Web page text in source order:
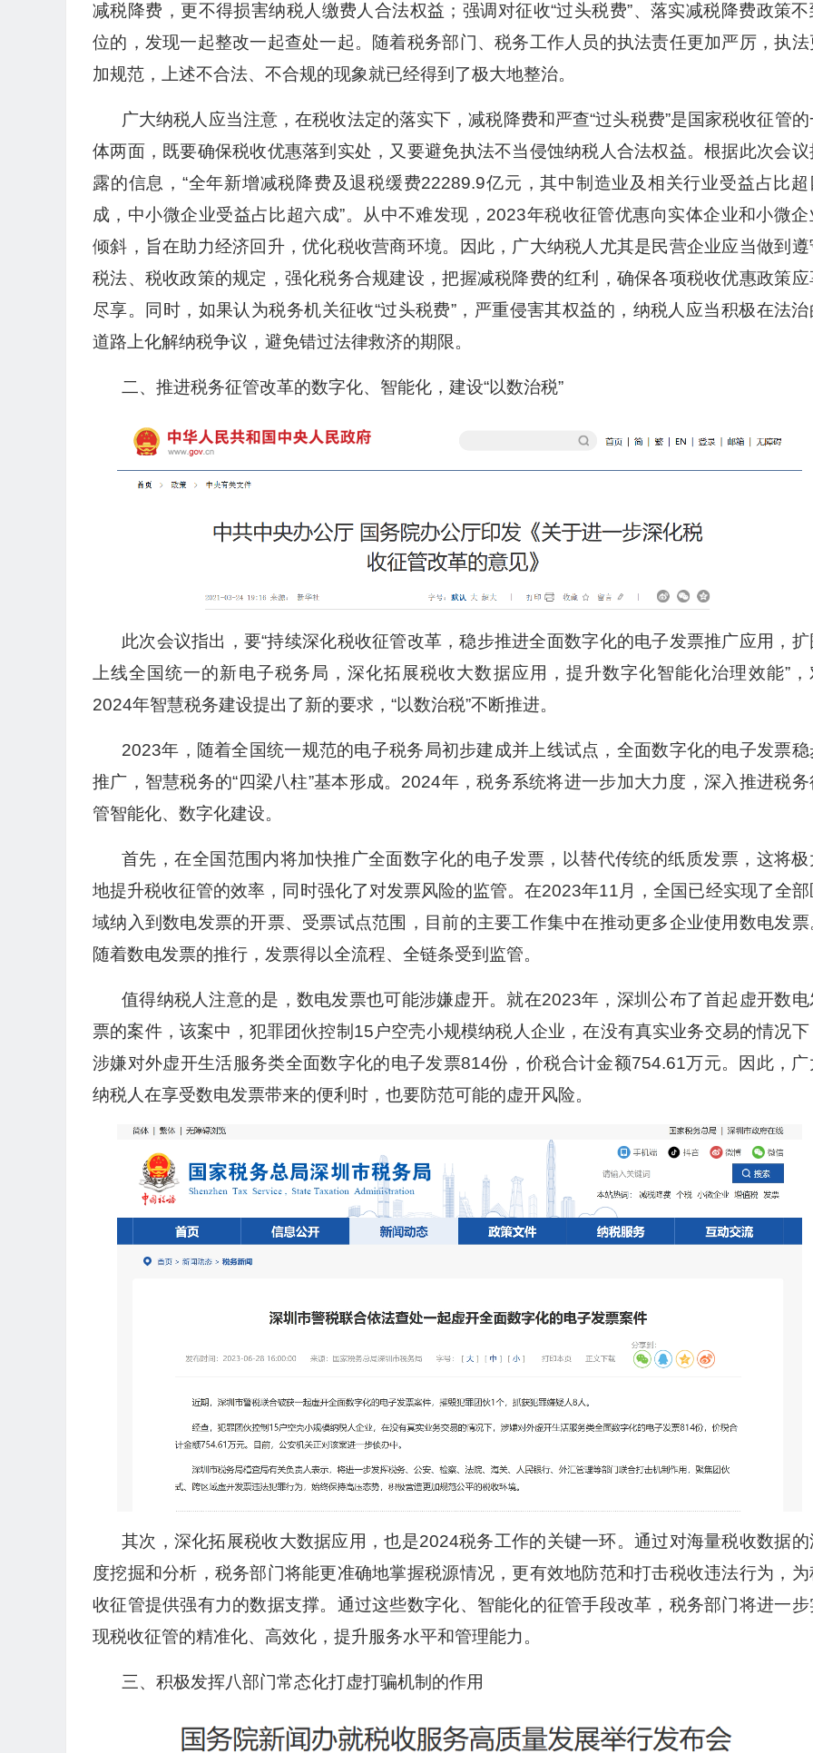
减税降费，更不得损害纳税人缴费人合法权益；强调对征收“过头税费”、落实减税降费政策不
位的，发现一起整改一起查处一起。随着税务部门、税务工作人员的执法责任更加严厉，执法
加规范，上述不合法、不合规的现象就已经得到了极大地整治。
广大纳税人应当注意，在税收法定的落实下，减税降费和严查“过头税费”是国家税收征管的
体两面，既要确保税收优惠落到实处，又要避免执法不当侵蚀纳税人合法权益。根据此次会议
露的信息，“全年新增减税降费及退税缓费22289.9亿元，其中制造业及相关行业受益占比超
成，中小微企业受益占比超六成”。从中不难发现，2023年税收征管优惠向实体企业和小微企
倾斜，旨在助力经济回升，优化税收营商环境。因此，广大纳税人尤其是民营企业应当做到遵
税法、税收政策的规定，强化税务合规建设，把握减税降费的红利，确保各项税收优惠政策应
尽享。同时，如果认为税务机关征收“过头税费”，严重侵害其权益的，纳税人应当积极在法治
道路上化解纳税争议，避免错过法律救济的期限。
二、推进税务征管改革的数字化、智能化，建设“以数治税”
此次会议指出，要“持续深化税收征管改革，稳步推进全面数字化的电子发票推广应用，扩
上线全国统一的新电子税务局，深化拓展税收大数据应用，提升数字化智能化治理效能”，
2024年智慧税务建设提出了新的要求，“以数治税”不断推进。
2023年，随着全国统一规范的电子税务局初步建成并上线试点，全面数字化的电子发票稳
推广，智慧税务的“四梁八柱”基本形成。2024年，税务系统将进一步加大力度，深入推进税务
管智能化、数字化建设。
首先，在全国范围内将加快推广全面数字化的电子发票，以替代传统的纸质发票，这将极
地提升税收征管的效率，同时强化了对发票风险的监管。在2023年11月，全国已经实现了全部
域纳入到数电发票的开票、受票试点范围，目前的主要工作集中在推动更多企业使用数电发票
随着数电发票的推行，发票得以全流程、全链条受到监管。
值得纳税人注意的是，数电发票也可能涉嫌虚开。就在2023年，深圳公布了首起虚开数电
票的案件，该案中，犯罪团伙控制15户空壳小规模纳税人企业，在没有真实业务交易的情况下
涉嫌对外虚开生活服务类全面数字化的电子发票814份，价税合计金额754.61万元。因此，广
纳税人在享受数电发票带来的便利时，也要防范可能的虚开风险。
其次，深化拓展税收大数据应用，也是2024税务工作的关键一环。通过对海量税收数据的
度挖掘和分析，税务部门将能更准确地掌握税源情况，更有效地防范和打击税收违法行为，为
收征管提供强有力的数据支撑。通过这些数字化、智能化的征管手段改革，税务部门将进一步
现税收征管的精准化、高效化，提升服务水平和管理能力。
三、积极发挥八部门常态化打虚打骗机制的作用